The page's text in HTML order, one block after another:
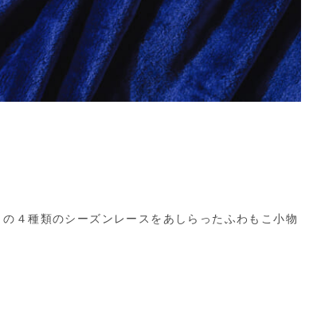
４種類のシーズンレースをあしらったふわもこ小物